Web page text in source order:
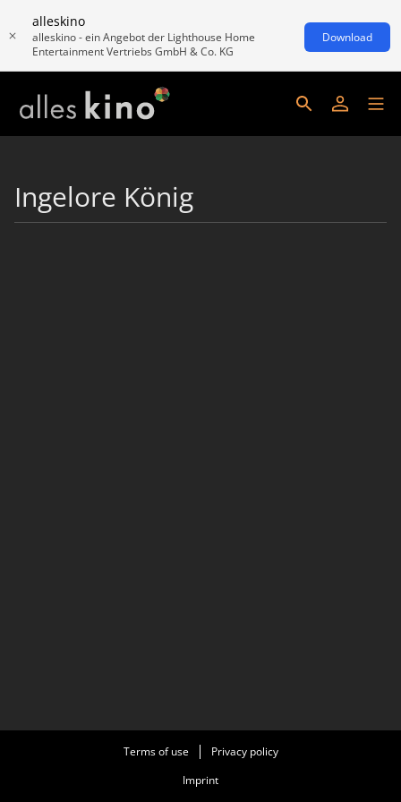
alleskino
alleskino - ein Angebot der Lighthouse Home
Entertainment Vertriebs GmbH & Co. KG
Download
Ingelore König
Terms of use
Privacy policy
Imprint